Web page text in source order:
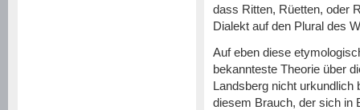
dass Ritten, Rüetten, oder
Dialekt auf den Plural des
Auf eben diese
bekannteste Theorie über
Landsberg nicht urkundlich
diesem Brauch, der sich in